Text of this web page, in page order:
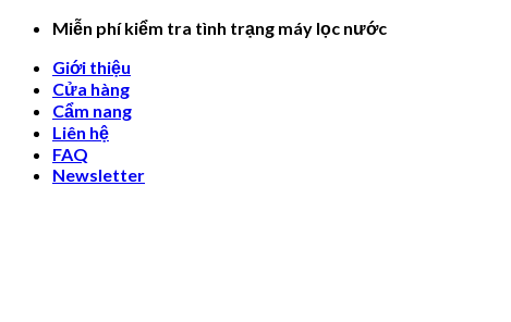
Skip
content
Miễn phí kiểm tra tình trạng máy lọc nước
Giới thiệu
Cửa hàng
Cẩm nang
Liên hệ
FAQ
Newsletter